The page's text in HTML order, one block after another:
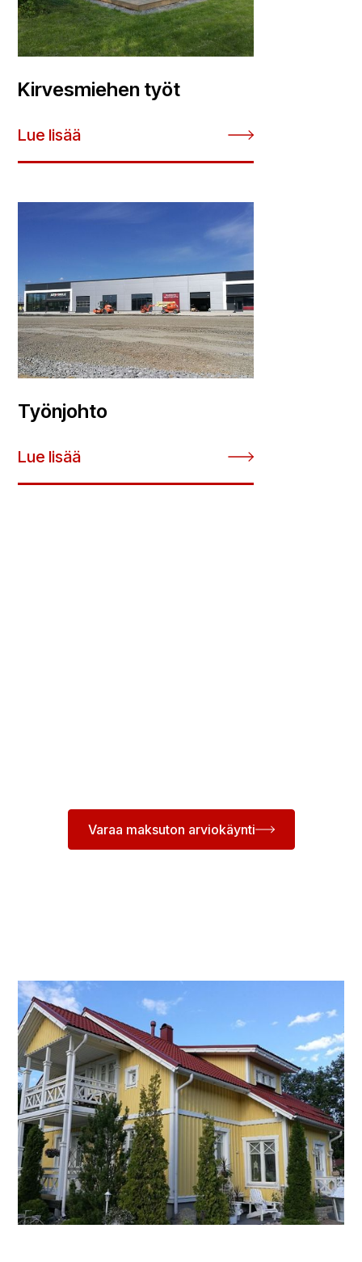
Kirvesmiehen työt
Lue lisää
Työnjohto
Lue lisää
Varaa maksuton arviokäynti